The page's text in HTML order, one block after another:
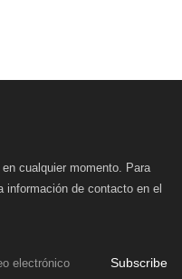
cualquier momento. Para
información de contacto en el
Subscribe